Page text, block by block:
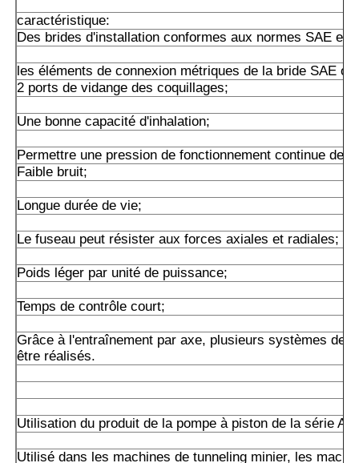
Valve hydraulique YUKEN
Pompe hydraulique de Yuken
caractéristique:
Des brides d'installation conformes aux normes SAE et
les éléments de connexion métriques de la bride SAE
2 ports de vidange des coquillages;
Une bonne capacité d'inhalation;
Permettre une pression de fonctionnement continue de
Faible bruit;
Longue durée de vie;
Le fuseau peut résister aux forces axiales et radiales;
Poids léger par unité de puissance;
Temps de contrôle court;
Grâce à l'entraînement par axe, plusieurs systèmes de
être réalisés.
Utilisation du produit de la pompe à piston de la série
Utilisé dans les machines de tunneling minier, les